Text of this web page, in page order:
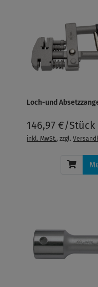
Loch-und
146,97 €/Stück
inkl. MwSt., zzgl.